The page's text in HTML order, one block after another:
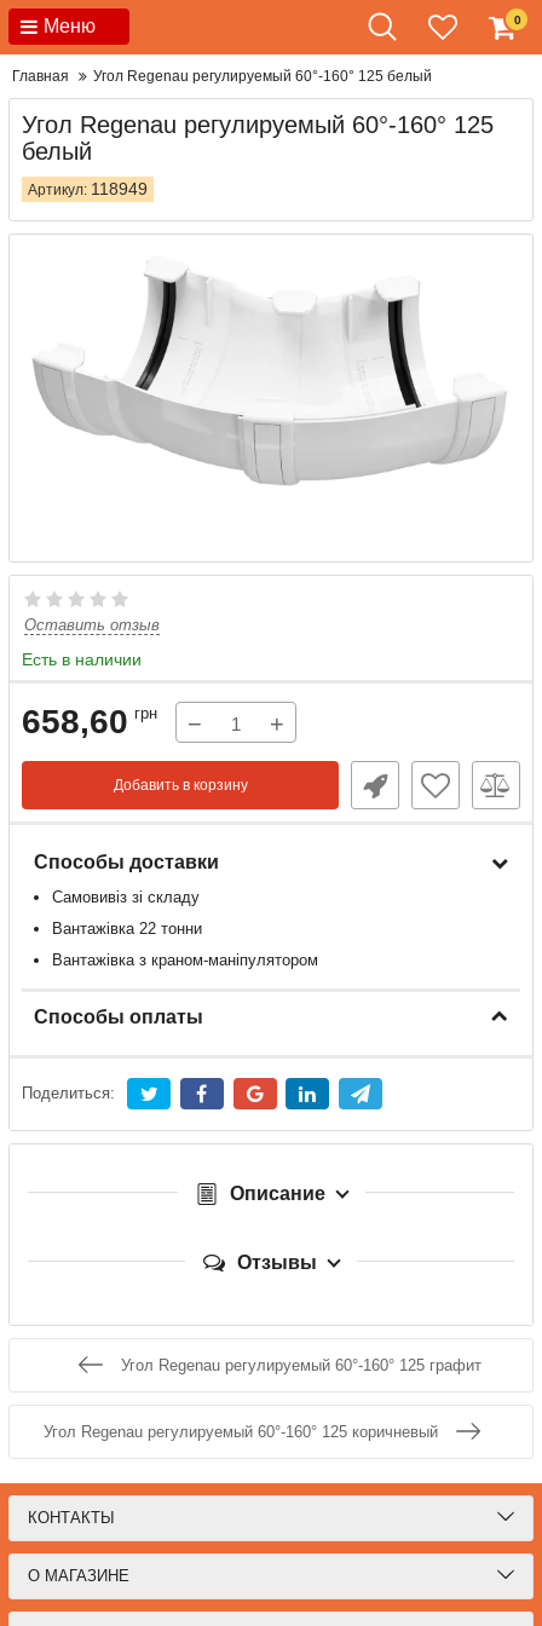
Меню 0
Главная Угол Regenau регулируемый 60°-160° 125 белый
Угол Regenau регулируемый 60°-160° 125
белый
Артикул: 118949
Оставить отзыв
Есть в наличии
658,60 грн − +
Добавить в корзину
Способы доставки
Самовивіз зі складу
Вантажівка 22 тонни
Вантажівка з краном-маніпулятором
Способы оплаты
Поделиться:
Описание
Отзывы
Угол Regenau регулируемый 60°-160° 125 графит
Угол Regenau регулируемый 60°-160° 125 коричневый
КОНТАКТЫ
О МАГАЗИНЕ